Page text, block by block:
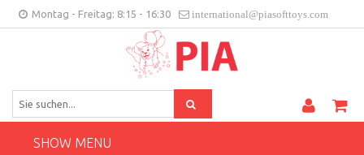
Montag - Freitag: 8:15 - 16:30 international@piasofttoys.com
Kundenfeedback
DE
SHOW MENU